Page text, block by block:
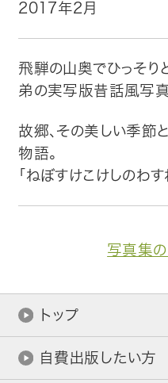
トップ
メディア紹介
企業情報
2017年2月
飛騨の山奥でひっそり
弟の実写版昔話風写真
故郷、その美しい季節
物語。
「ねぼすけこけしのわす
写真集の
トップ
自費出版したい方